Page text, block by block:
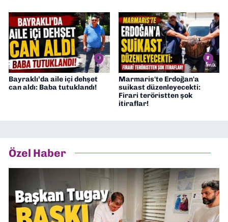
Bayraklı’da aile içi dehşet
can aldı: Baba tutuklandı!
Marmaris'te Erdoğan'a
suikast düzenleyecekti:
Firari teröristten şok
itiraflar!
Özel Haber